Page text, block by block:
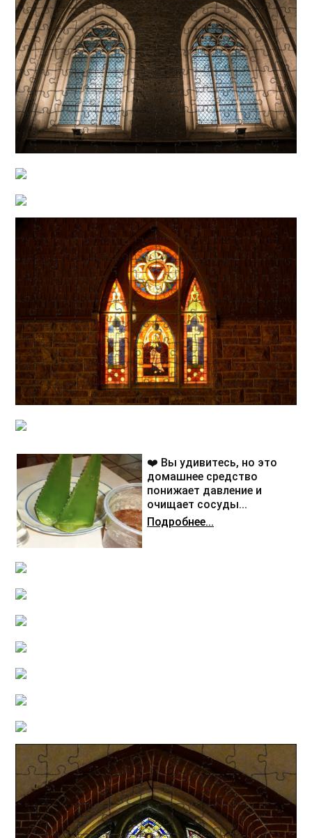
❤️ Вы удивитесь, но это
домашнее средство
понижает давление и
очищает сосуды...
Подробнее...